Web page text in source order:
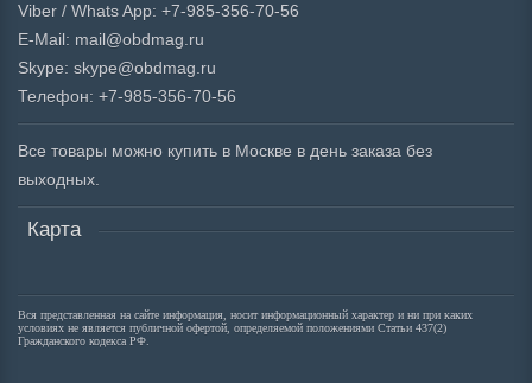
Viber / Whats App: +7-985-356-70-56
E-Mail: mail@obdmag.ru
Skype: skype@obdmag.ru
Телефон: +7-985-356-70-56
Все товары можно купить в Москве в день заказа без
выходных.
Карта
Вся представленная на сайте информация, носит информационный характер и ни при каких
условиях не является публичной офертой, определяемой положениями Статьи 437(2)
Гражданского кодекса РФ.